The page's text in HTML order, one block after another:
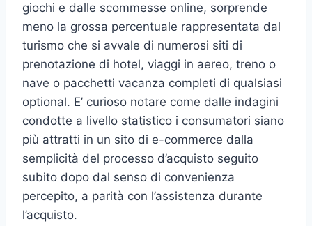
giochi e dalle scommesse online, sorprende
meno la grossa percentuale rappresentata dal
turismo che si avvale di numerosi siti di
prenotazione di hotel, viaggi in aereo, treno o
nave o pacchetti vacanza completi di qualsiasi
optional. E’ curioso notare come dalle indagini
condotte a livello statistico i consumatori siano
più attratti in un sito di e-commerce dalla
semplicità del processo d’acquisto seguito
subito dopo dal senso di convenienza
percepito, a parità con l’assistenza durante
l’acquisto.